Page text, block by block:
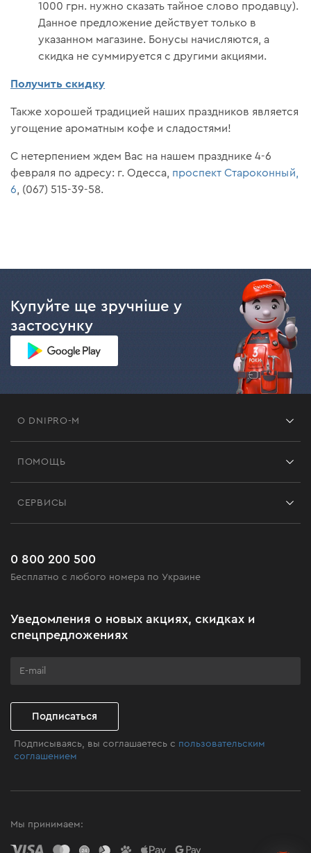
1000 грн. нужно сказать тайное слово продавцу).
Данное предложение действует только в
указанном магазине. Бонусы начисляются, а
скидка не суммируется с другими акциями.
Получить скидку
Также хорошей традицией наших праздников является
угощение ароматным кофе и сладостями!
С нетерпением ждем Вас на нашем празднике 4-6
февраля по адресу: г. Одесса, проспект Староконный,
6 , (067) 515-39-58.
Купуйте ще зручніше у
застосунку
О DNIPRO-M
Черная пятница
Клуб мастерства
ПОМОЩЬ
Часто задаваемые вопросы
СЕРВИСЫ
0 800 200 500
Бесплатно с любого номера по Украине
Уведомления о новых акциях, скидках и
спецпредложениях
Подписаться
Подписываясь, вы соглашаетесь с пользовательским
соглашением
Мы принимаем: